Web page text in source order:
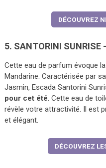
DÉCOUVREZ
5. SANTORINI SUNRISE
Cette eau de parfum évoque
Mandarine. Caractérisée par
Jasmin, Escada Santorini
pour cet été. Cette eau de
révèle votre attractivité. Il est
et élégant.
DÉCOUVREZ